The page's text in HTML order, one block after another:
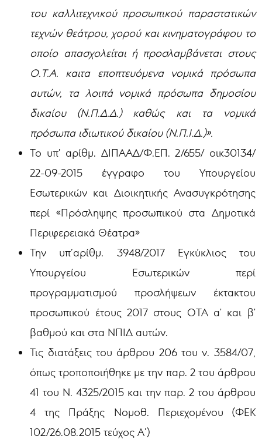
του καλλιτεχνικού προσωπικού παραστατικών
τεχνών θεάτρου, χορού και κινηματογράφου το
οποίο απασχολείται ή προσλαμβάνεται στους
Ο.Τ.Α. καιτα εποπτευόμενα νομικά πρόσωπα
αυτών, τα λοιπά νομικά πρόσωπα δημοσίου
δικαίου (Ν.Π.Δ.Δ.) καθώς και τα νομικά
πρόσωπα ιδιωτικού δικαίου (Ν.Π.Ι.Δ.)».
Το υπ’ αρίθμ. ΔΙΠΑΑΔ/Φ.ΕΠ. 2/655/ οικ30134/
22-09-2015 έγγραφο του Υπουργείου
Εσωτερικών και Διοικητικής Ανασυγκρότησης
περί «Πρόσληψης προσωπικού στα Δημοτικά
Περιφερειακά Θέατρα»
Την υπ’αρίθμ. 3948/2017 Εγκύκλιος του
Υπουργείου Εσωτερικών περί
προγραμματισμού προσλήψεων έκτακτου
προσωπικού έτους 2017 στους ΟΤΑ α' και β'
βαθμού και στα ΝΠΙΔ αυτών.
Τις διατάξεις του άρθρου 206 του ν. 3584/07,
όπως τροποποιήθηκε με την παρ. 2 του άρθρου
41 του Ν. 4325/2015 και την παρ. 2 του άρθρου
4 της Πράξης Νομοθ. Περιεχομένου (ΦΕΚ
102/26.08.2015 τεύχος Α’)